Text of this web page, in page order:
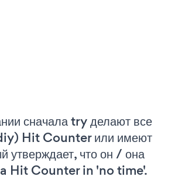
сначала try делают все
Hit Counter или имеют
утверждает, что он / она
a Hit Counter in 'no time'.